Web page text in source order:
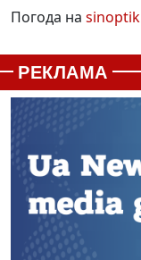
Погода на
РЕКЛАМА